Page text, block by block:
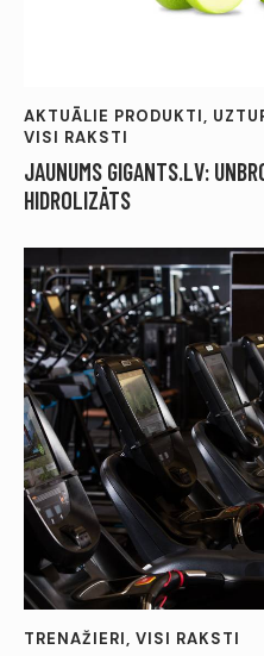
AKTUĀLIE PRODUKTI,
VISI RAKSTI
JAUNUMS GIGANTS.LV:
HIDROLIZĀTS
TRENAŽIERI, VISI RAKSTI